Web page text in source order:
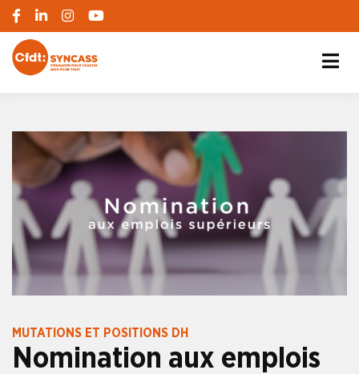
MUTATIONS ET POSITIONS DH
Nomination aux emplois